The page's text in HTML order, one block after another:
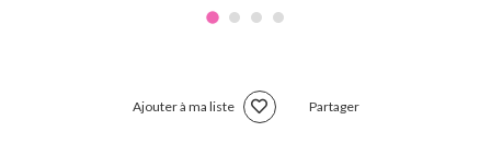
Ajouter à ma liste Partager